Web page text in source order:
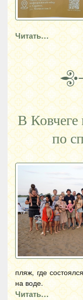
Читать…
В Ковчеге
по
пляж, где
на воде.
Читать…